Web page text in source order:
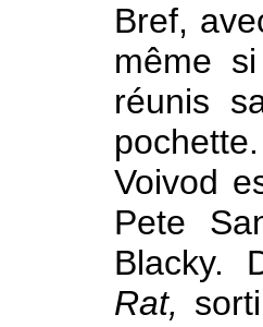
Bref,
même
réunis
Voivod
Pete
Blacky.
Rat,